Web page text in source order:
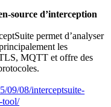
source d’interception
permet d’analyser
les
MQTT et offre des
09/08/interceptsuite-
tool/